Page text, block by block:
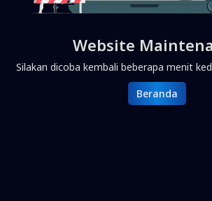
Website
Silakan dicoba kembali beberapa menit
Beranda